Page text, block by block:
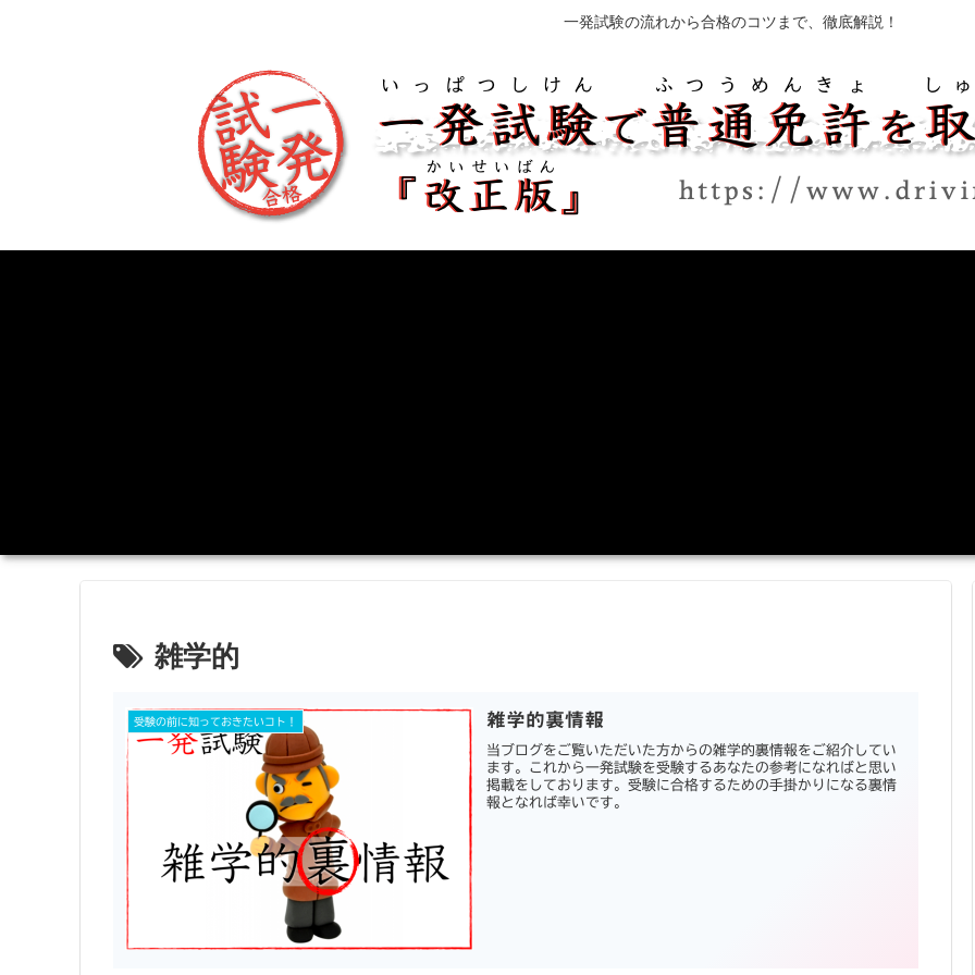
一発試験の流れから合格のコツまで、徹底解説！
雑学的
受験の前に知っておきたいコト！ 雑学的裏情報
当ブログをご覧いただいた方からの雑学的裏情報をご紹介してい
ます。これから一発試験を受験するあなたの参考になればと思い
掲載をしております。受験に合格するための手掛かりになる裏情
報となれば幸いです。